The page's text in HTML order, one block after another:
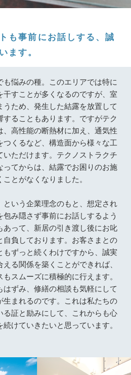
も事前にお話しする、誠
ます。
悩みの種。このエリアでは特に
すことが多くなるのですが、室
ため、発生した結露を放置して
ることもあります。ですがテク
、高性能の断熱材に加え、通気性
つくるなど、構造面から様々な工
ただけます。テクノストラクチ
ってからは、結露でお困りのお施
とがなくなりました。
いう企業理念のもと、想定され
み隠さず事前にお話しするよう
って、新居の引き渡し後にお叱
自負しております。お客さまとの
ずっと続くわけですから、誠実
る関係を築くことができれば、
スムーズに積極的に行えます。
ずみ、修繕の相談も気軽にして
まれるのです。これは私たちの
証と励みにして、これからも心
けていきたいと思っています。